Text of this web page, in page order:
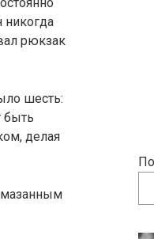
никогда
рюкзак
шесть:
быть
делая